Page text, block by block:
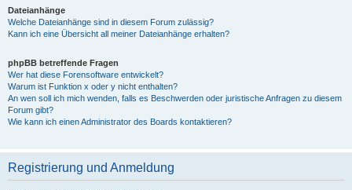
Dateianhänge
Welche Dateianhänge sind in diesem Forum zulässig?
Kann ich eine Übersicht all meiner Dateianhänge erhalten?
phpBB betreffende Fragen
Wer hat diese Forensoftware entwickelt?
Warum ist Funktion x oder y nicht enthalten?
An wen soll ich mich wenden, falls es Beschwerden oder juristische Anfragen zu diesem
Forum gibt?
Wie kann ich einen Administrator des Boards kontaktieren?
Registrierung und Anmeldung